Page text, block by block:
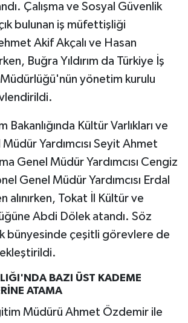
Çalışma ve Sosyal Güvenlik
bulunan iş müfettişliği
Akif Akçalı ve Hasan
Buğra Yıldırım da Türkiye İş
yönetim kurulu
Bakanlığında Kültür Varlıkları ve
Yardımcısı Seyit Ahmet
Genel Müdür Yardımcısı Cengiz
Genel Müdür Yardımcısı Erdal
alınırken, Tokat İl Kültür ve
Abdi Dölek atandı. Söz
bünyesinde çeşitli görevlere de
BAZI ÜST KADEME
ATAMA
Müdürü Ahmet Özdemir ile